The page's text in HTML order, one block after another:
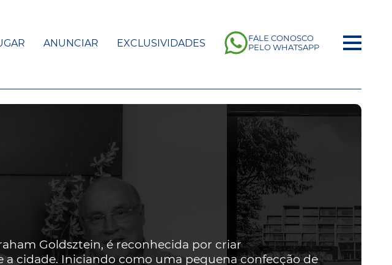
ANUNCIAR EXCLUSIVIDADES
FALE CONOSCO
PELO WHATSAPP
Goldsztein, é reconhecida por criar
cidade. Iniciando como uma pequena confecção de